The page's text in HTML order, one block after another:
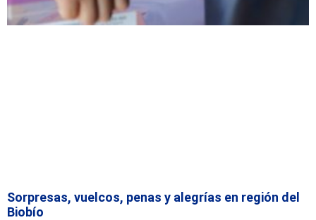
Sorpresas, vuelcos, penas y alegrías en región del
Biobío